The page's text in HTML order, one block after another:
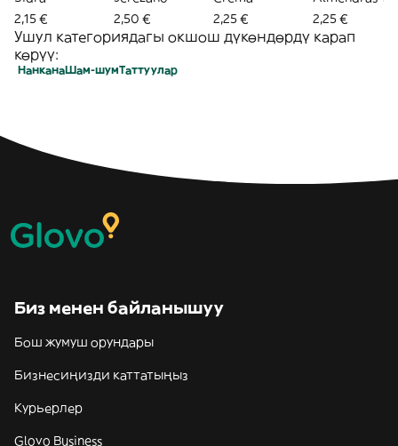
2,15 €
2,50 €
2,25 €
Sidra
2,25 €
Ушул категориядагы окшош дүкөндөрдү карап
көрүү:
НанканаШам-шумТаттуулар
Биз менен байланышуу
Бош жумуш орундары
Бизнесиңизди каттатыңыз
Курьерлер
Glovo Business